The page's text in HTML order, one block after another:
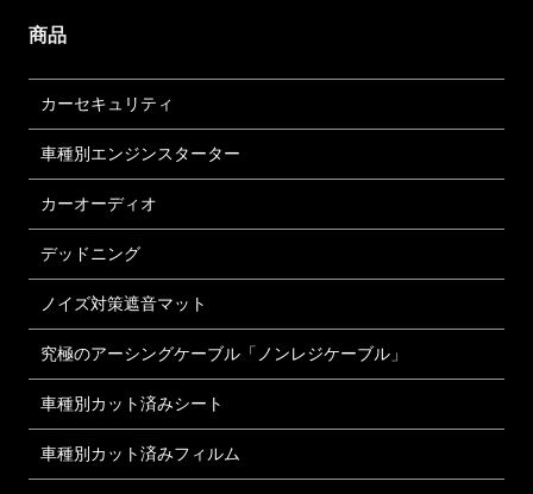
商品
カーセキュリティ
車種別エンジンスターター
カーオーディオ
デッドニング
ノイズ対策遮音マット
究極のアーシングケーブル「ノンレジケーブル」
車種別カット済みシート
車種別カット済みフィルム